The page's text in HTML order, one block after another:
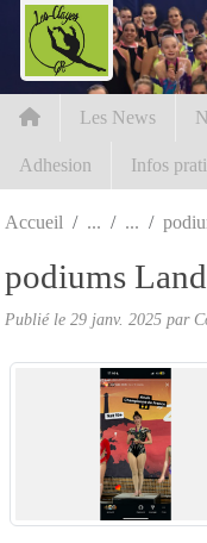
Les News
Adhesion Infos
Accueil
podiums
Publié le 29 janv. 2025 par
Panneau de gestion des